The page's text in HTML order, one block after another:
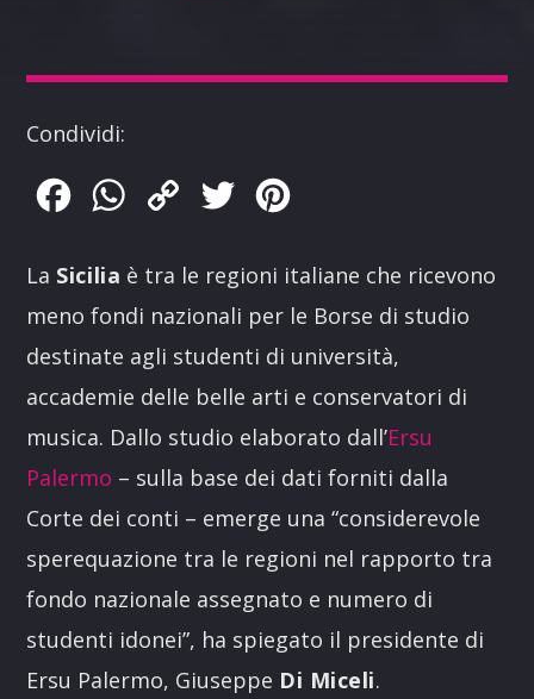
Condividi:
FacebookWhatsApp
Copy
Twitter
La Sicilia è tra le regioni italiane che ricevono
meno fondi nazionali per le Borse di studio
destinate agli studenti di università,
accademie delle belle arti e conservatori di
musica. Dallo studio elaborato dall’Ersu
Palermo – sulla base dei dati forniti dalla
Corte dei conti – emerge una “considerevole
sperequazione tra le regioni nel rapporto tra
fondo nazionale assegnato e numero di
studenti idonei”, ha spiegato il presidente di
Ersu Palermo, Giuseppe Di Miceli.